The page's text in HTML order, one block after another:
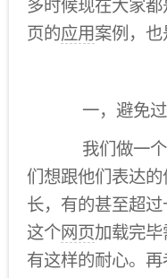
多时候现在大家
页的应用案例，
一，避免过
我们做一个
们想跟他们表达
长，有的甚至超
这个网页加载完
有这样的耐心。